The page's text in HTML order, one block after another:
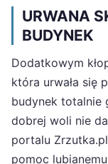
URWANA
BUDYNEK
Dodatkowym
która urwała się
budynek totalnie
dobrej woli nie
portalu
pomoc